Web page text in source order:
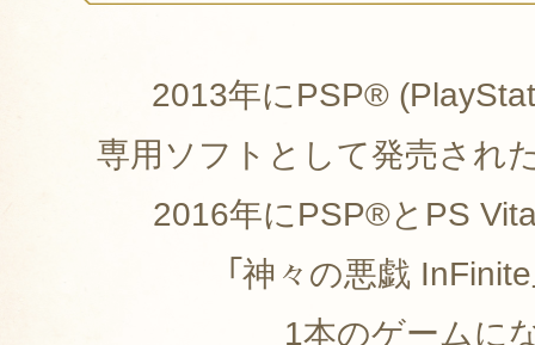
2013年にPSP®
専用ソフトとして発売された
2016年にPSP®とPS
「神々の悪戯
1本のゲームに